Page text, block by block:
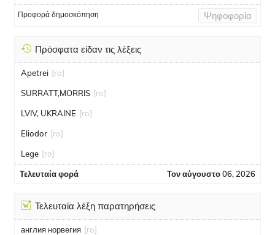
Προφορά δημοσκόπηση Ψηφοφορία
Πρόσφατα είδαν τις λέξεις
Apetrei [ro]
SURRATT,MORRIS [ro]
LVIV, UKRAINE [ro]
Eliodor [ro]
Lege [ro]
Τελευταία φορά Τον αύγουστο 06, 2026
Τελευταία λέξη παρατηρήσεις
англия норвегия [ro]